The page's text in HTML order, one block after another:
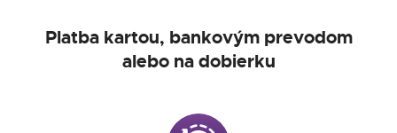
Platba kartou, bankovým prevodom
alebo na dobierku